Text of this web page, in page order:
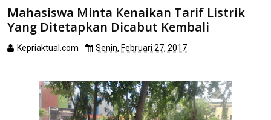
Batam
Mahasiswa Minta Kenaikan Tarif Listrik Yang Ditetapkan Dicabut
Kembali
Mahasiswa Minta Kenaikan Tarif Listrik
Yang Ditetapkan Dicabut Kembali
Kepriaktual.com Senin, Februari 27, 2017